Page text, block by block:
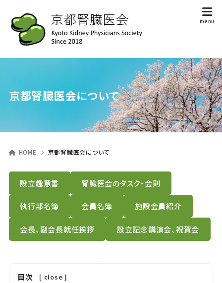
京都腎臓医会について
HOME 京都腎臓医会について
設立趣意書 腎臓医会のタスク・会則
執行部名簿 会員名簿 施設会員紹介
会長、副会長就任挨拶 設立記念講演会、祝賀会
目次 [ close ]